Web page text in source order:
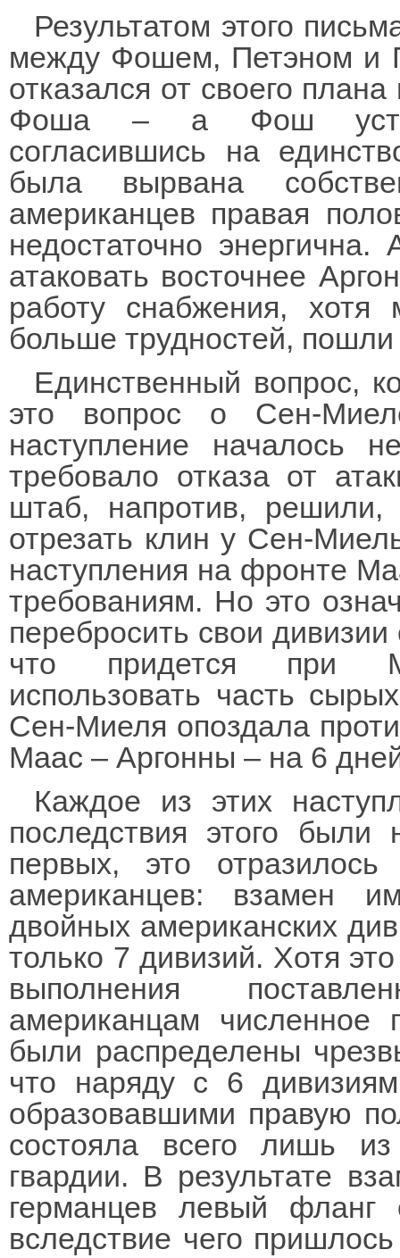
Результатом этого
между Фошем, Петэном и
отказался от своего
Фоша – а Фош
согласившись на
была вырвана
американцев правая
недостаточно
атаковать восточнее
работу снабжения, хотя
больше трудностей, пошли
Единственный вопрос,
это вопрос о Сен-
наступление началось
требовало отказа от
штаб, напротив,
отрезать клин у Сен-
наступления на фронте
требованиям. Но это
перебросить свои
что придется при
использовать часть
Сен-Миеля опоздала
Маас – Аргонны – на 6
Каждое из этих
последствия этого
первых, это
американцев: взамен
двойных американских
только 7 дивизий. Хотя
выполнения
американцам численное
были распределены
что наряду с 6
образовавшими правую
состояла всего лишь
гвардии. В результате
германцев левый фланг
вследствие чего